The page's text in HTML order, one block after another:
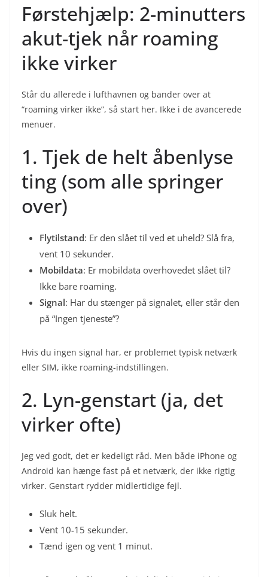
Førstehjælp: 2-minutters
akut-tjek når roaming
ikke virker
Står du allerede i lufthavnen og bander over at
“roaming virker ikke”, så start her. Ikke i de avancerede
menuer.
1. Tjek de helt åbenlyse
ting (som alle springer
over)
Flytilstand: Er den slået til ved et uheld? Slå fra,
vent 10 sekunder.
Mobildata: Er mobildata overhovedet slået til?
Ikke bare roaming.
Signal: Har du stænger på signalet, eller står den
på “Ingen tjeneste”?
Hvis du ingen signal har, er problemet typisk netværk
eller SIM, ikke roaming-indstillingen.
2. Lyn-genstart (ja, det
virker ofte)
Jeg ved godt, det er kedeligt råd. Men både iPhone og
Android kan hænge fast på et netværk, der ikke rigtig
virker. Genstart rydder midlertidige fejl.
Sluk helt.
Vent 10-15 sekunder.
Tænd igen og vent 1 minut.